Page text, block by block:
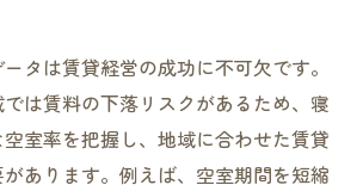
タは賃貸経営の成功に不可欠です。
は賃料の下落リスクがあるため、寝
室率を把握し、地域に合わせた賃貸
あります。例えば、空室期間を短縮